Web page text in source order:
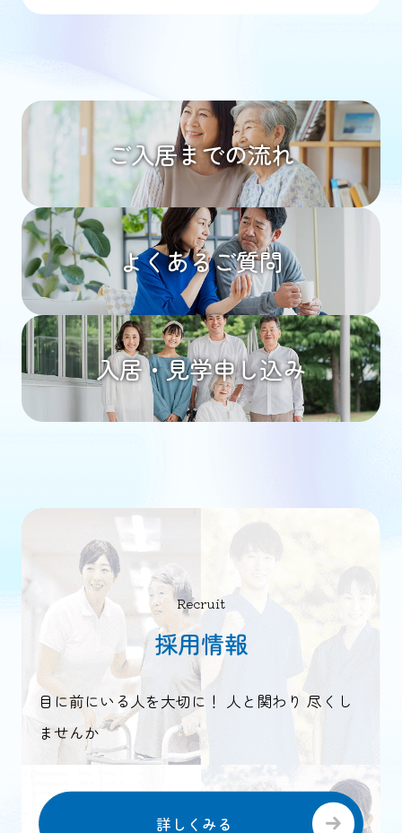
ご入居までの流れ
よくあるご質問
入居・見学申し込み
Recruit
採用情報
目に前にいる人を大切に！ 人と関わり 尽くし
ませんか
詳しくみる